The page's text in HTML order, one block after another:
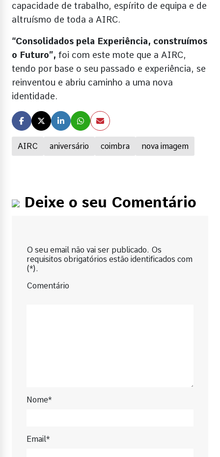
AIRC aniversário coimbra nova imagem
capacidade de trabalho, espírito de equipa e de
altruísmo de toda a AIRC.
“Consolidados pela Experiência, construímos
o Futuro”, foi com este mote que a AIRC,
tendo por base o seu passado e experiência, se
reinventou e abriu caminho a uma nova
identidade.
Deixe o seu Comentário
O seu email não vai ser publicado. Os
requisitos obrigatórios estão identificados com
(*).
Comentário
Nome*
Email*